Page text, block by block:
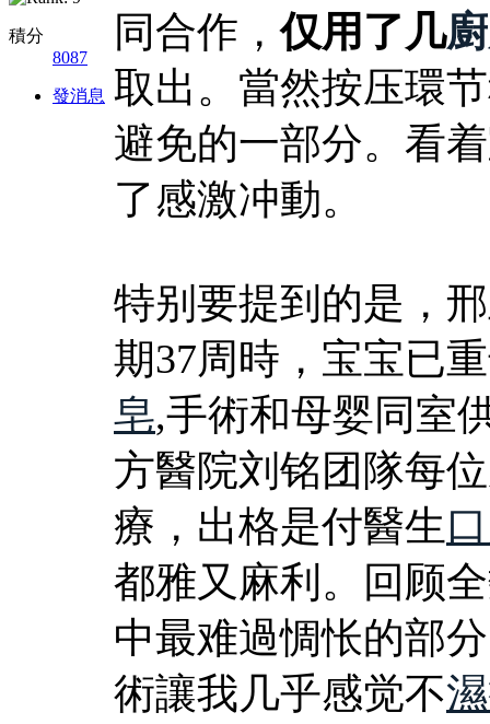
積分
8087
發消息
同合作，仅用了几
取出。當然按压環
避免的一部分。看
了感激冲動。
特别要提到的是，
期37周時，宝宝已
皂,手術和母婴同室
方醫院刘铭团隊每
療，出格是付醫生
都雅又麻利。回顾
中最难過惆怅的部
術讓我几乎感觉不